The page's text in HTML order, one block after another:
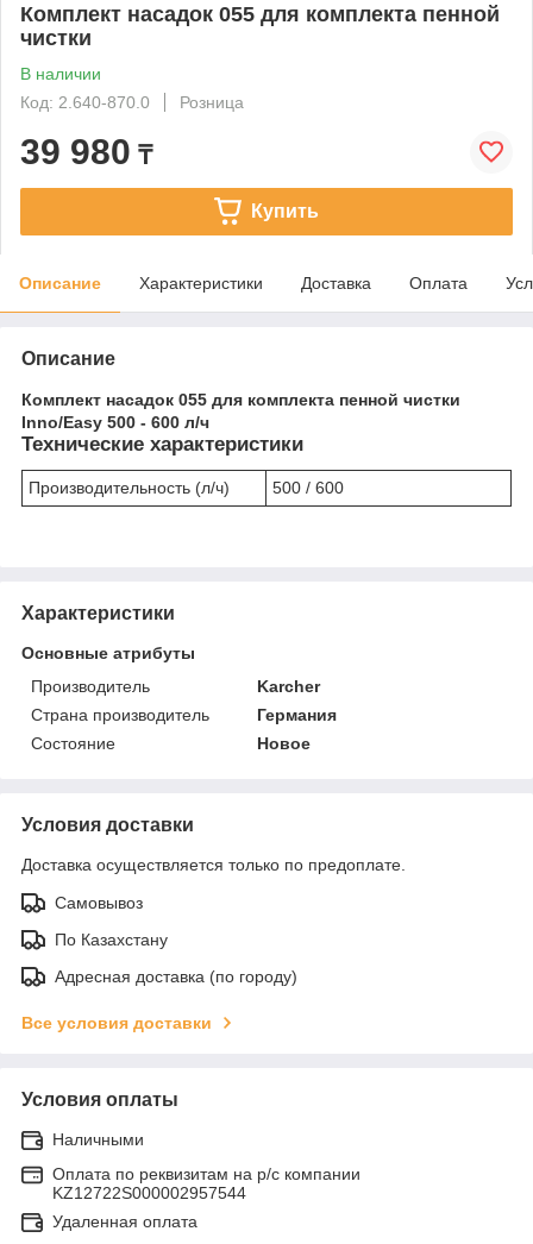
Комплект насадок 055 для комплекта пенной
чистки
В наличии
Код: 2.640-870.0
Розница
39 980 ₸
Купить
Описание Характеристики Доставка Оплата
Описание
Комплект насадок 055 для комплекта пенной чистки
Inno/Easy 500 - 600 л/ч
Технические характеристики
Производительность (л/ч) 500 / 600
Характеристики
Основные атрибуты
Производитель
Karcher
Страна производитель
Германия
Состояние
Новое
Условия доставки
Доставка осуществляется только по предоплате.
Самовывоз
По Казахстану
Адресная доставка (по городу)
Все условия доставки
Условия оплаты
Наличными
Оплата по реквизитам на р/с компании
KZ12722S000002957544
Удаленная оплата